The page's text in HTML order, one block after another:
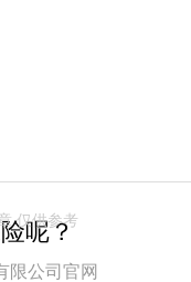
呢？
限公司官网